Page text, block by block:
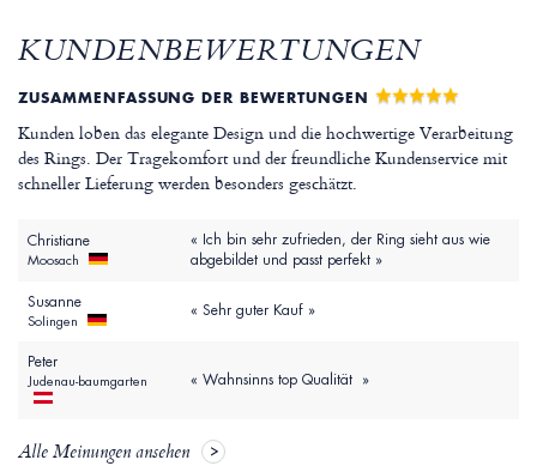
KUNDENBEWERTUNGEN
ZUSAMMENFASSUNG DER BEWERTUNGEN
Kunden loben das elegante Design und die hochwertige Verarbeitung
des Rings. Der Tragekomfort und der freundliche Kundenservice mit
schneller Lieferung werden besonders geschätzt.
Christiane
Moosach
« Ich bin sehr zufrieden, der Ring sieht aus wie
abgebildet und passt perfekt »
Susanne
Solingen
« Sehr guter Kauf »
Peter
Judenau-baumgarten « Wahnsinns top Qualität »
Alle Meinungen ansehen